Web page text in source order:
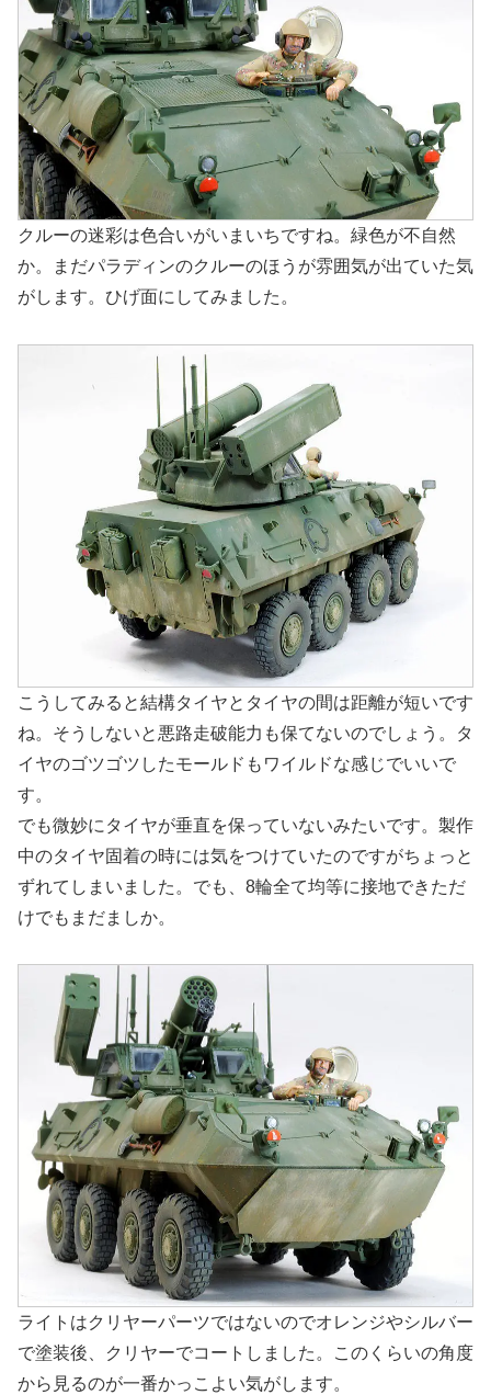
クルーの迷彩は色合いがいまいちですね。緑色が不自然
か。まだパラディンのクルーのほうが雰囲気が出ていた気
がします。ひげ面にしてみました。
こうしてみると結構タイヤとタイヤの間は距離が短いです
ね。そうしないと悪路走破能力も保てないのでしょう。タ
イヤのゴツゴツしたモールドもワイルドな感じでいいで
す。
でも微妙にタイヤが垂直を保っていないみたいです。製作
中のタイヤ固着の時には気をつけていたのですがちょっと
ずれてしまいました。でも、8輪全て均等に接地できただ
けでもまだましか。
ライトはクリヤーパーツではないのでオレンジやシルバー
で塗装後、クリヤーでコートしました。このくらいの角度
から見るのが一番かっこよい気がします。